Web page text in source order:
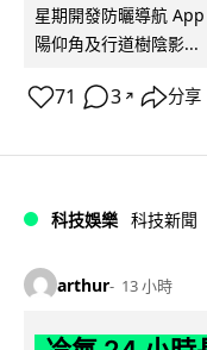
星期開發防曬導航
陽仰角及行道樹陰影...
71 3 ↗ 分享
科技娛樂 科技新聞
arthur 13 小時